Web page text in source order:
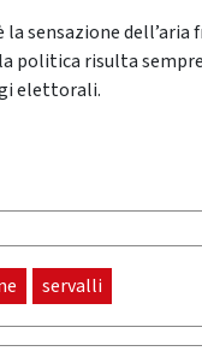
la sensazione
politica risulta
elettorali.
servalli